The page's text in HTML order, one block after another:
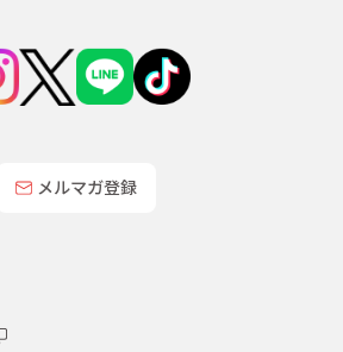
メルマガ登録